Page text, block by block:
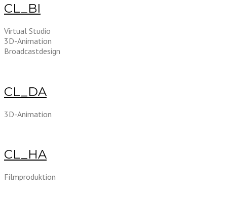
CL_BI
Virtual Studio
3D-Animation
Broadcastdesign
CL_DA
3D-Animation
CL_HA
Filmproduktion